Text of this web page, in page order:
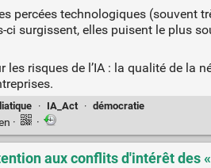
percées technologiques (souvent
surgissent, elles puisent le plus
les risques de l’IA : la qualité de
· IA_Act · démocratie
· ·
aux conflits d'intérêt des